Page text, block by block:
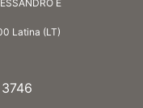
E
Latina (LT)